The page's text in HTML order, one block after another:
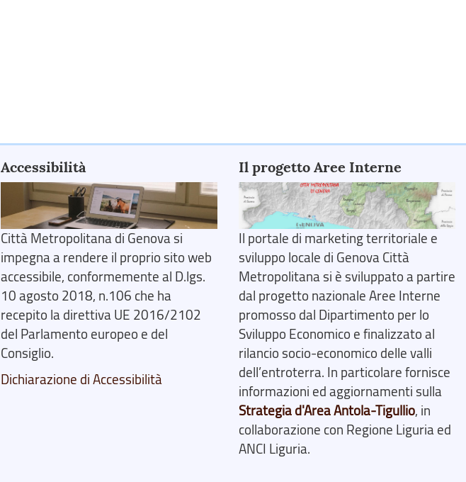
Accessibilità
Città Metropolitana di Genova si
impegna a rendere il proprio sito web
accessibile, conformemente al D.lgs.
10 agosto 2018, n.106 che ha
recepito la direttiva UE 2016/2102
del Parlamento europeo e del
Consiglio.
Dichiarazione di Accessibilità
Il progetto Aree Interne
Il portale di marketing territoriale e
sviluppo locale di Genova Città
Metropolitana si è sviluppato a partire
dal progetto nazionale Aree Interne
promosso dal Dipartimento per lo
Sviluppo Economico e finalizzato al
rilancio socio-economico delle valli
dell’entroterra. In particolare fornisce
informazioni ed aggiornamenti sulla
Strategia d'Area Antola-Tigullio, in
collaborazione con Regione Liguria ed
ANCI Liguria.